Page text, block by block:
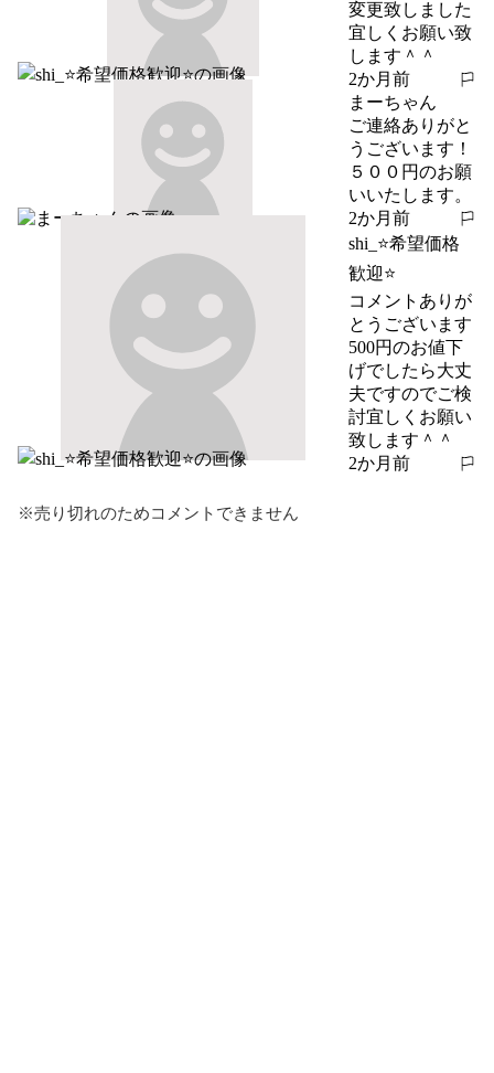
変更致しました
宜しくお願い致
します＾＾
2か月前
報告する
まーちゃん
ご連絡ありがと
うございます！
５００円のお願
いいたします。
2か月前
報告する
shi_⭐️希望価格
歓迎⭐️
コメントありが
とうございます
500円のお値下
げでしたら大丈
夫ですのでご検
討宜しくお願い
致します＾＾
2か月前
報告する
※売り切れのためコメントできません